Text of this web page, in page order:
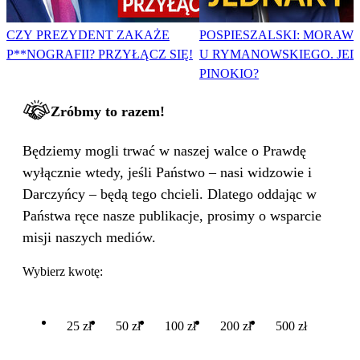
CZY PREZYDENT ZAKAŻE
P**NOGRAFII? PRZYŁĄCZ SIĘ!
POSPIESZALSKI:
U RYMANOWSKIEGO.
PINOKIO?
Zróbmy to razem!
Będziemy mogli trwać w naszej walce o Prawdę
wyłącznie wtedy, jeśli Państwo – nasi widzowie i
Darczyńcy – będą tego chcieli. Dlatego oddając w
Państwa ręce nasze publikacje, prosimy o wsparcie
misji naszych mediów.
Wybierz kwotę:
25 zł 50 zł 100 zł 200 zł 500 zł